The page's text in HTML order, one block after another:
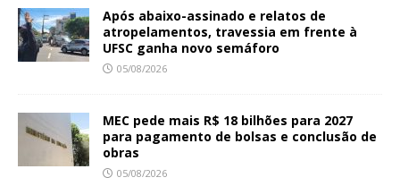
Após abaixo-assinado e relatos de
atropelamentos, travessia em frente à
UFSC ganha novo semáforo
05/08/2026
MEC pede mais R$ 18 bilhões para 2027
para pagamento de bolsas e conclusão de
obras
05/08/2026